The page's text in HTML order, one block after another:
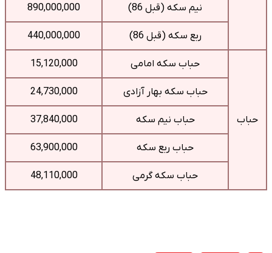
نیم سکه (قبل 86) 890,000,000
ربع سکه (قبل 86) 440,000,000
حباب
حباب سکه امامی 15,120,000
حباب سکه بهار آزادی 24,730,000
حباب نیم سکه 37,840,000
حباب ربع سکه 63,900,000
حباب سکه گرمی 48,110,000